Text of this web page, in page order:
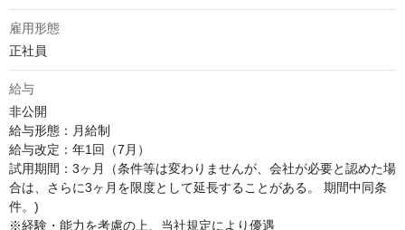
雇用形態
正社員
給与
非公開
給与形態：月給制
給与改定：年1回（7月）
試用期間：3ヶ月（条件等は変わりませんが、会社が必要と認めた場
合は、さらに3ヶ月を限度として延長することがある。 期間中同条
件。)
※経験・能力を考慮の上、当社規定により優遇